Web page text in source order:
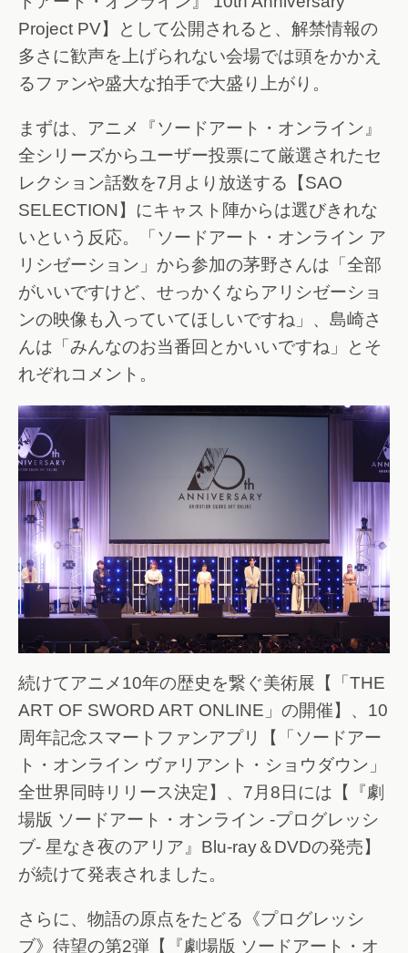
Project PV】として公開されると、解禁情報の
多さに歓声を上げられない会場では頭をかかえ
るファンや盛大な拍手で大盛り上がり。
まずは、アニメ『ソードアート・オンライン』
全シリーズからユーザー投票にて厳選されたセ
レクション話数を7月より放送する【SAO
SELECTION】にキャスト陣からは選びきれな
いという反応。「ソードアート・オンライン ア
リシゼーション」から参加の茅野さんは「全部
がいいですけど、せっかくならアリシゼーショ
ンの映像も入っていてほしいですね」、島崎さ
んは「みんなのお当番回とかいいですね」とそ
れぞれコメント。
続けてアニメ10年の歴史を繋ぐ美術展【「THE
ART OF SWORD ART ONLINE」の開催】、10
周年記念スマートファンアプリ【「ソードアー
ト・オンライン ヴァリアント・ショウダウン」
全世界同時リリース決定】、7月8日には【『劇
場版 ソードアート・オンライン -プログレッシ
ブ- 星なき夜のアリア』Blu-ray＆DVDの発売】
が続けて発表されました。
さらに、物語の原点をたどる《プログレッシ
ブ》待望の第2弾【『劇場版 ソードアート・オ